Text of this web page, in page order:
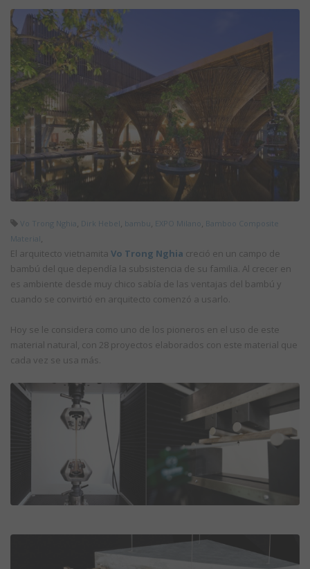
Vo Trong Nghia, Dirk Hebel, bambu, EXPO Milano, Bamboo Composite
Material,
El arquitecto vietnamita Vo Trong Nghia creció en un campo de
bambú del que dependía la subsistencia de su familia. Al crecer en
es ambiente desde muy chico sabía de las ventajas del bambú y
cuando se convirtió en arquitecto comenzó a usarlo.
Hoy se le considera como uno de los pioneros en el uso de este
material natural, con 28 proyectos elaborados con este material que
cada vez se usa más.